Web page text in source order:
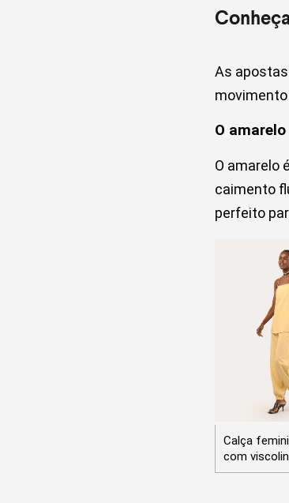
As
O
O amarelo
caimento
perfeito
Calça
com